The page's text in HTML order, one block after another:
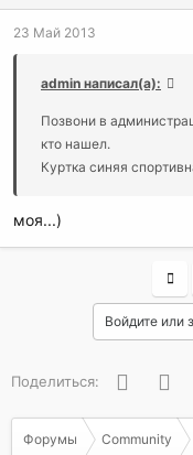
23 Май 2013
admin написал(а):
Позвони в
кто нашел.
Куртка синяя
моя...)
Войдите или
Поделиться: Facebook
Форумы Community